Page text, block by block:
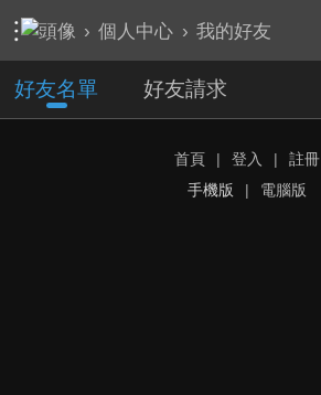
› 個人中心 › 我的好友
好友名單 好友請求
首頁 | 登入 |
註冊
手機版
| 電腦版